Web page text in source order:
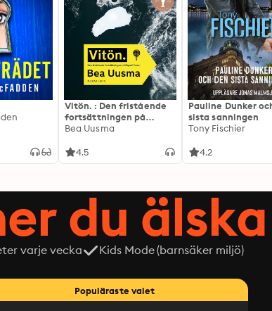
Vitön. : Den fristående
fortsättningen på
Expeditionen
Bea Uusma
4.5
Pauline Dunker
sista sanningen
Tony Fischier
4.2
du
varje vecka Kids Mode (barnsäker miljö)
Populäraste valet